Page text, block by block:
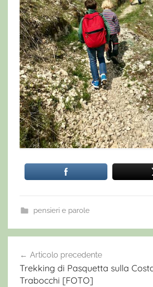
pensieri e parole
Navigazione
articoli
Articolo precedente
Trekking di Pasquetta sulla
Trabocchi [FOTO]